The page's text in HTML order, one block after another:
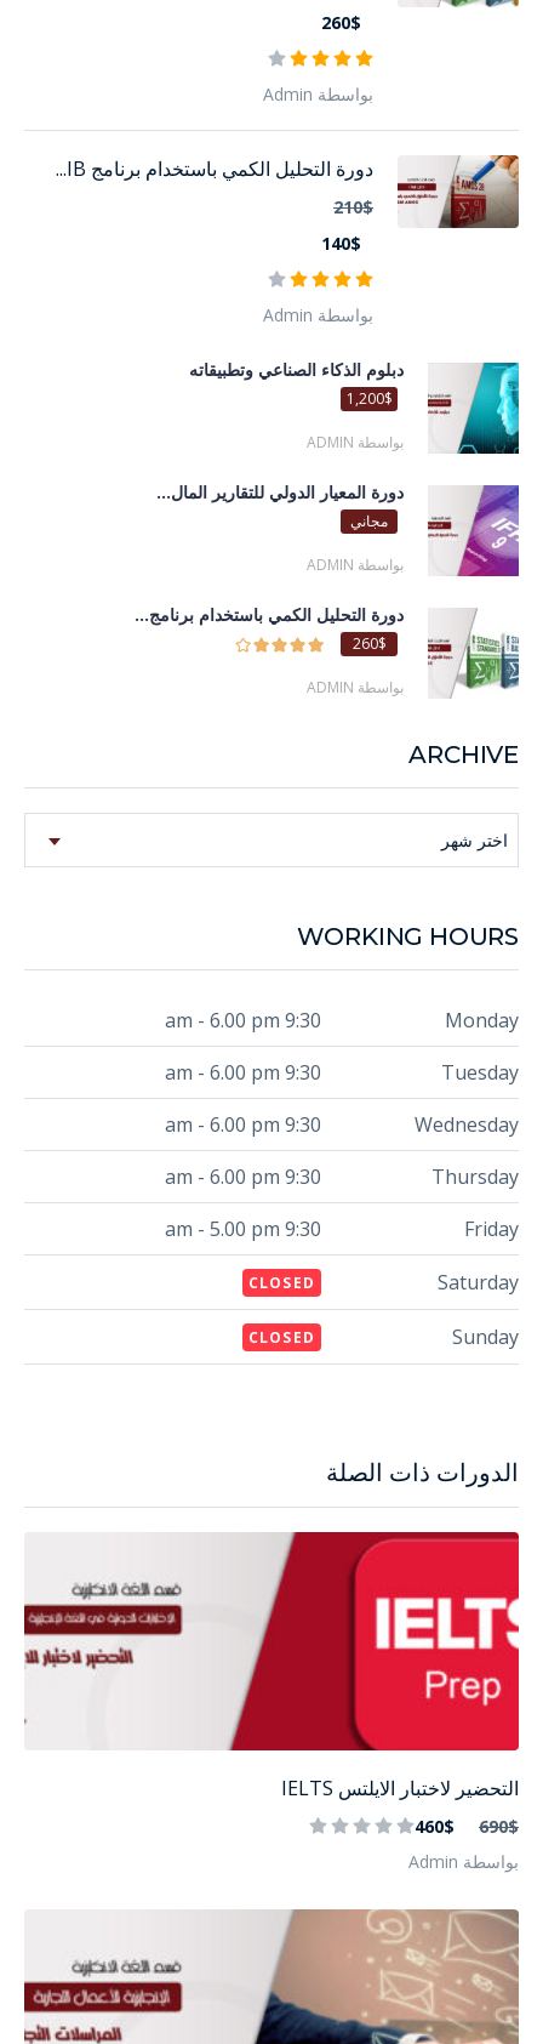
الدورات ذات الصلة
التحضير لاختبار الايلتس IELTS
690$
460$
بواسطة Admin
260$
بواسطة Admin
دورة التحليل الكمي باستخدام برنامج IB...
210$
140$
بواسطة Admin
دبلوم الذكاء الصناعي وتطبيقاته
1,200$
بواسطة ADMIN
دورة المعيار الدولي للتقارير المال...
مجاني
بواسطة ADMIN
دورة التحليل الكمي باستخدام برنامج...
260$
بواسطة ADMIN
ARCHIVE
اختر شهر
WORKING HOURS
Monday
9:30 am - 6.00 pm
Tuesday
9:30 am - 6.00 pm
Wednesday
9:30 am - 6.00 pm
Thursday
9:30 am - 6.00 pm
Friday
9:30 am - 5.00 pm
Saturday
CLOSED
Sunday
CLOSED